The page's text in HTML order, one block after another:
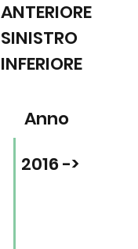
ANTERIORE
SINISTRO
INFERIORE
Anno
2016 ->